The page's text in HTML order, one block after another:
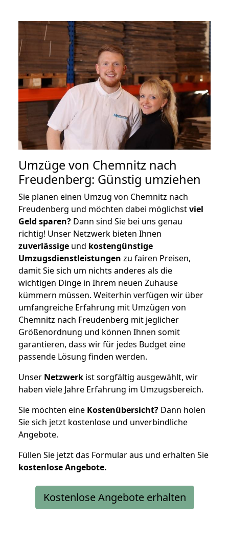
Umzüge von Chemnitz nach
Freudenberg: Günstig umziehen
Sie planen einen Umzug von Chemnitz nach
Freudenberg und möchten dabei möglichstviel
Geld sparen? Dann sind Sie bei uns genau
richtig! Unser Netzwerk bieten Ihnen
zuverlässige und kostengünstige
Umzugsdienstleistungen zu fairen Preisen,
damit Sie sich um nichts anderes als die
wichtigen Dinge in Ihrem neuen Zuhause
kümmern müssen. Weiterhin verfügen wir über
umfangreiche Erfahrung mit Umzügen von
Chemnitz nach Freudenberg mit jeglicher
Größenordnung und können Ihnen somit
garantieren, dass wir für jedes Budget eine
passende Lösung finden werden.
Unser Netzwerk ist sorgfältig ausgewählt, wir
haben viele Jahre Erfahrung im Umzugsbereich.
Sie möchten eine Kostenübersicht? Dann holen
Sie sich jetzt kostenlose und unverbindliche
Angebote.
Füllen Sie jetzt das Formular aus und erhalten Sie
kostenloseAngebote.
Kostenlose Angebote erhalten